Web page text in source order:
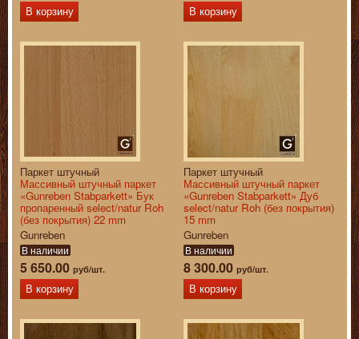
В корзину
В корзину
Паркет штучный
Массивный штучный паркет
«Gunreben Stabparkett» Бук
пропаренный select/natur Roh
(без покрытия) 22 mm
Gunreben
В наличии
5 650.00 руб/шт.
В корзину
Паркет штучный
Массивный штучный паркет
«Gunreben Stabparkett» Дуб
select/natur Roh (без покрытия)
15 mm
Gunreben
В наличии
8 300.00 руб/шт.
В корзину